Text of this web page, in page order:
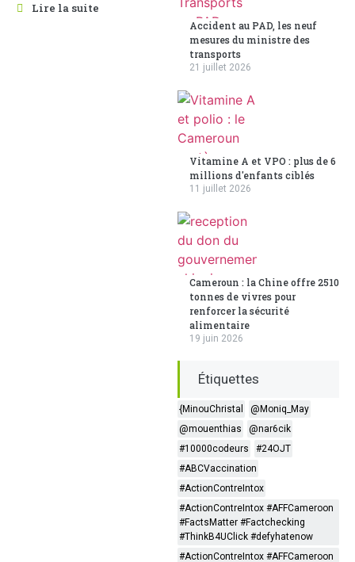
Lire la suite
Accident au PAD, les neuf
mesures du ministre des
transports
21 juillet 2026
Vitamine A et VPO : plus de 6
millions d'enfants ciblés
11 juillet 2026
Cameroun : la Chine offre 2510
tonnes de vivres pour
renforcer la sécurité
alimentaire
19 juin 2026
Étiquettes
{MinouChristal
@Moniq_May
@mouenthias
@nar6cik
#10000codeurs
#24OJT
#ABCVaccination
#ActionContreIntox
#ActionContreIntox #AFFCameroon
#FactsMatter #Factchecking
#ThinkB4UClick #defyhatenow
#ActionContreIntox #AFFCameroon